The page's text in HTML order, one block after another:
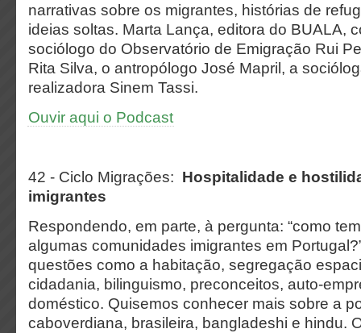
narrativas sobre os migrantes, histórias de
ideias soltas. Marta Lança, editora do BUALA,
sociólogo do Observatório de Emigração Rui
Rita Silva, o antropólogo José Mapril, a
realizadora Sinem Tassi.
Ouvir aqui o Podcast
42 - Ciclo Migrações: Hospitalidade e
imigrantes
Respondendo, em parte, à pergunta: “como
algumas comunidades imigrantes em
questões como a habitação, segregação
cidadania, bilinguismo, preconceitos, auto-
doméstico. Quisemos conhecer mais sobre a
caboverdiana, brasileira, bangladeshi e hindu.